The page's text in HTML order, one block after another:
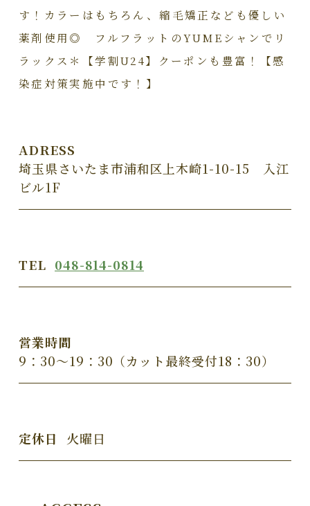
す！カラーはもちろん、縮毛矯正なども優しい
薬剤使用◎ フルフラットのYUMEシャンでリ
ラックス＊【学割U24】クーポンも豊富！【感
染症対策実施中です！】
ADRESS
埼玉県さいたま市浦和区上木崎1-10-15 入江
ビル1F
TEL 048-814-0814
営業時間
9：30～19：30（カット最終受付18：30）
定休日 火曜日